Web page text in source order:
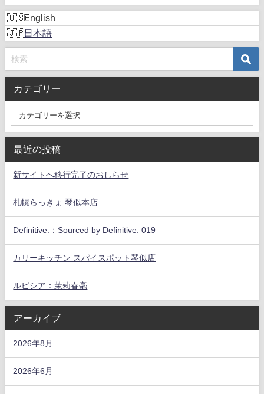
English
日本語
カテゴリー
最近の投稿
新サイトへ移行完了のおしらせ
札幌らっきょ 琴似本店
Definitive.：Sourced by Definitive. 019
カリーキッチン スパイスポット琴似店
ルピシア：茉莉春毫
アーカイブ
2026年8月
2026年6月